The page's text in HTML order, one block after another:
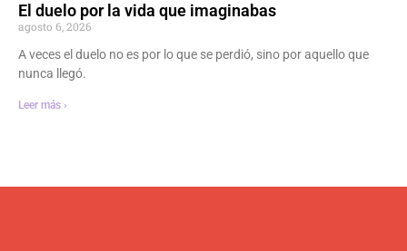
El duelo por la vida que imaginabas
agosto 6, 2026
A veces el duelo no es por lo que se perdió, sino por aquello que
nunca llegó.
Leer más ›